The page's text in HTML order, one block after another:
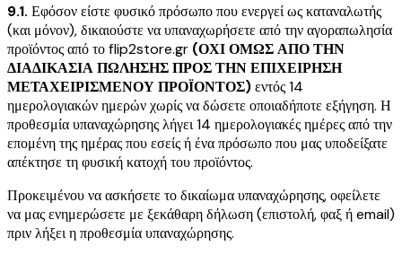
9.1. Εφόσον είστε φυσικό πρόσωπο που ενεργεί ως καταναλωτής
(και μόνον), δικαιούστε να υπαναχωρήσετε από την αγοραπωλησία
προϊόντος από το flip2store.gr (ΟΧΙ ΟΜΩΣ ΑΠΟ ΤΗΝ
ΔΙΑΔΙΚΑΣΙΑ ΠΩΛΗΣΗΣ ΠΡΟΣ ΤΗΝ ΕΠΙΧΕΙΡΗΣΗ
ΜΕΤΑΧΕΙΡΙΣΜΕΝΟΥ ΠΡΟΪΟΝΤΟΣ)εντός 14
ημερολογιακών ημερών χωρίς να δώσετε οποιαδήποτε εξήγηση. Η
προθεσμία υπαναχώρησης λήγει 14 ημερολογιακές ημέρες από την
επομένη της ημέρας που εσείς ή ένα πρόσωπο που μας υποδείξατε
απέκτησε τη φυσική κατοχή του προϊόντος.
Προκειμένου να ασκήσετε το δικαίωμα υπαναχώρησης, οφείλετε
να μας ενημερώσετε με ξεκάθαρη δήλωση (επιστολή, φαξ ή email)
πριν λήξει η προθεσμία υπαναχώρησης.